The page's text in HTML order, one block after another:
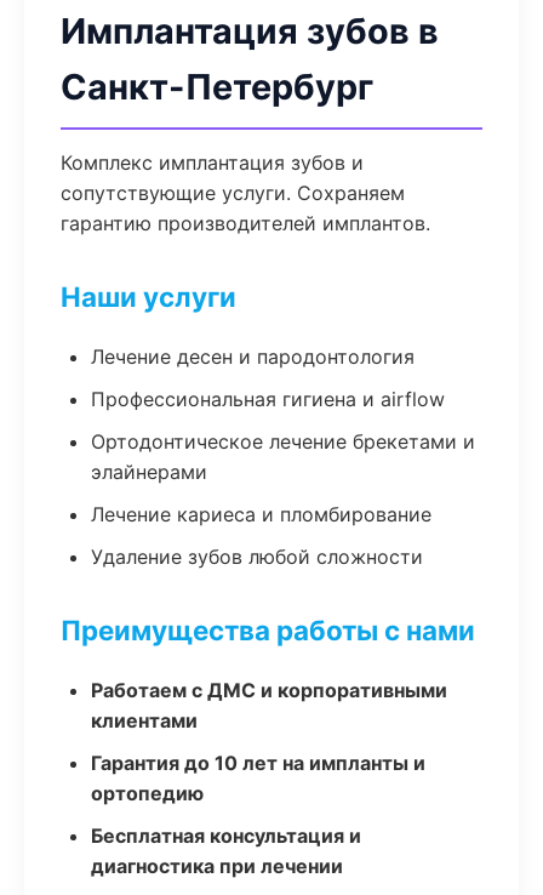
Имплантация зубов в
Санкт-Петербург
Комплекс имплантация зубов и
сопутствующие услуги. Сохраняем
гарантию производителей имплантов.
Наши услуги
Лечение десен и пародонтология
Профессиональная гигиена и airflow
Ортодонтическое лечение брекетами и
элайнерами
Лечение кариеса и пломбирование
Удаление зубов любой сложности
Преимущества работы с нами
Работаем с ДМС и корпоративными
клиентами
Гарантия до 10 лет на импланты и
ортопедию
Бесплатная консультация и
диагностика при лечении